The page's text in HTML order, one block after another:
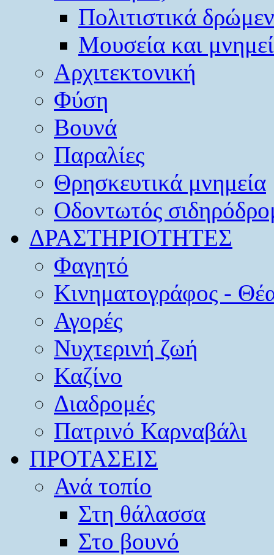
Πολιτιστικά
Μουσεία και
Αρχιτεκτονική
Φύση
Βουνά
Παραλίες
Θρησκευτικά μνημεία
Οδοντωτός
ΔΡΑΣΤΗΡΙΟΤΗΤΕΣ
Φαγητό
Κινηματογράφος -
Αγορές
Νυχτερινή ζωή
Καζίνο
Διαδρομές
Πατρινό Καρναβάλι
ΠΡΟΤΑΣΕΙΣ
Ανά τοπίο
Στη θάλασσα
Στο βουνό